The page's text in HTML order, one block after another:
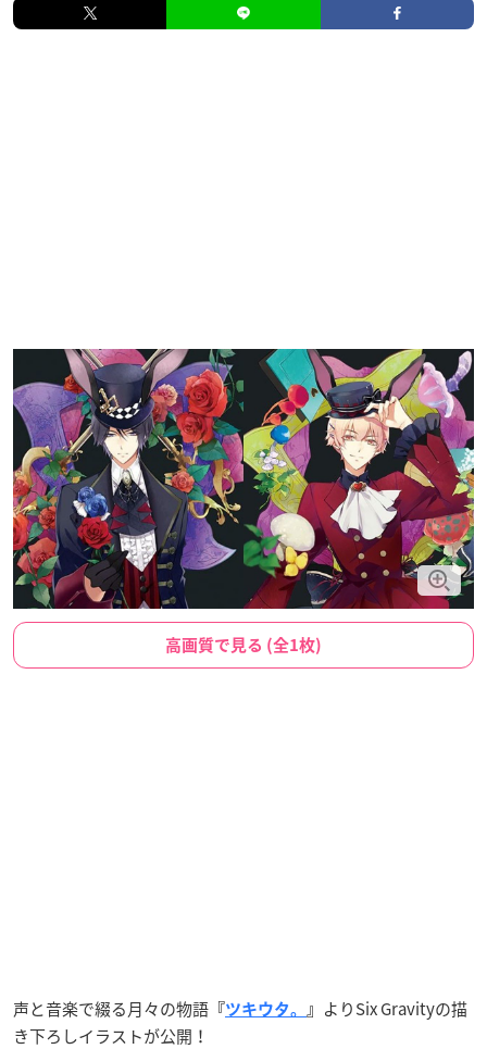
高画質で見る (全1枚)
声と音楽で綴る月々の物語 『ツキウタ。 』
よりSix Gravityの描
き下ろしイラストが公開！